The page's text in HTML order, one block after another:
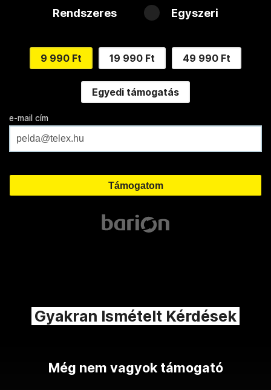
Rendszeres Egyszeri
9 990 Ft 19 990 Ft 49 990 Ft
Egyedi támogatás
e-mail cím
Gyakran Ismételt Kérdések
Még nem vagyok támogató